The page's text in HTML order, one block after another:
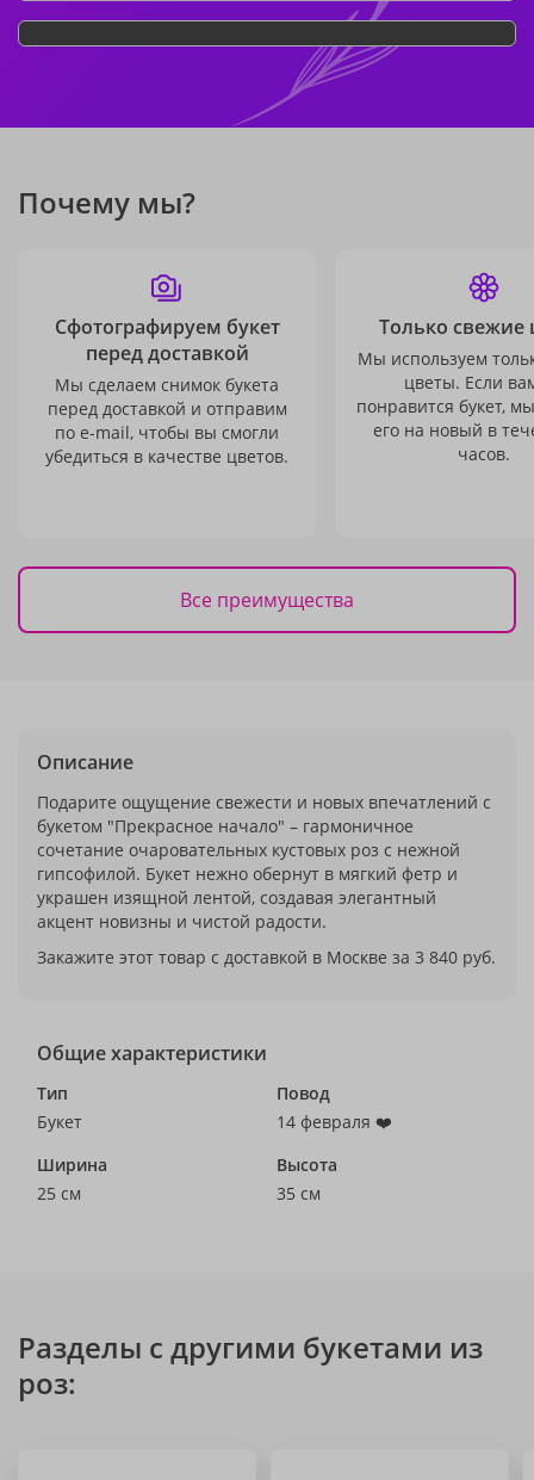
Почему мы?
Сфотографируем букет
перед доставкой
Мы сделаем снимок букета
перед доставкой и отправим
по e-mail, чтобы вы смогли
убедиться в качестве цветов.
Только свежие
Мы используем
цветы. Если
понравится букет,
его на новый в
часов.
Все преимущества
Описание
Подарите ощущение свежести и новых впечатлений с
букетом "Прекрасное начало" – гармоничное
сочетание очаровательных кустовых роз с нежной
гипсофилой. Букет нежно обернут в мягкий фетр и
украшен изящной лентой, создавая элегантный
акцент новизны и чистой радости.
Закажите этот товар с доставкой в Москве за 3 840 руб.
Общие характеристики
Тип
Букет
Повод
14 февраля ❤️
Ширина
25 см
Высота
35 см
Разделы с другими букетами из
роз: